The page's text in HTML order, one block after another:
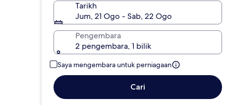
Tarikh
Jum, 21 Ogo - Sab, 22 Ogo
Pengembara
2 pengembara, 1 bilik
Saya mengembara untuk perniagaan
Cari